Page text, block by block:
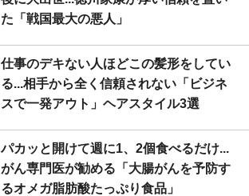
た「戦国最大の悪人」
仕事のデキない人ほどこの髪形をしてい
る...相手から全く信頼されない「ビジネ
スで一発アウト」ヘアスタイル3選
パカッと開けて週に1、2個食べるだけ...
がん専門医が勧める「大腸がんを予防す
るオメガ脂肪酸たっぷり食品」